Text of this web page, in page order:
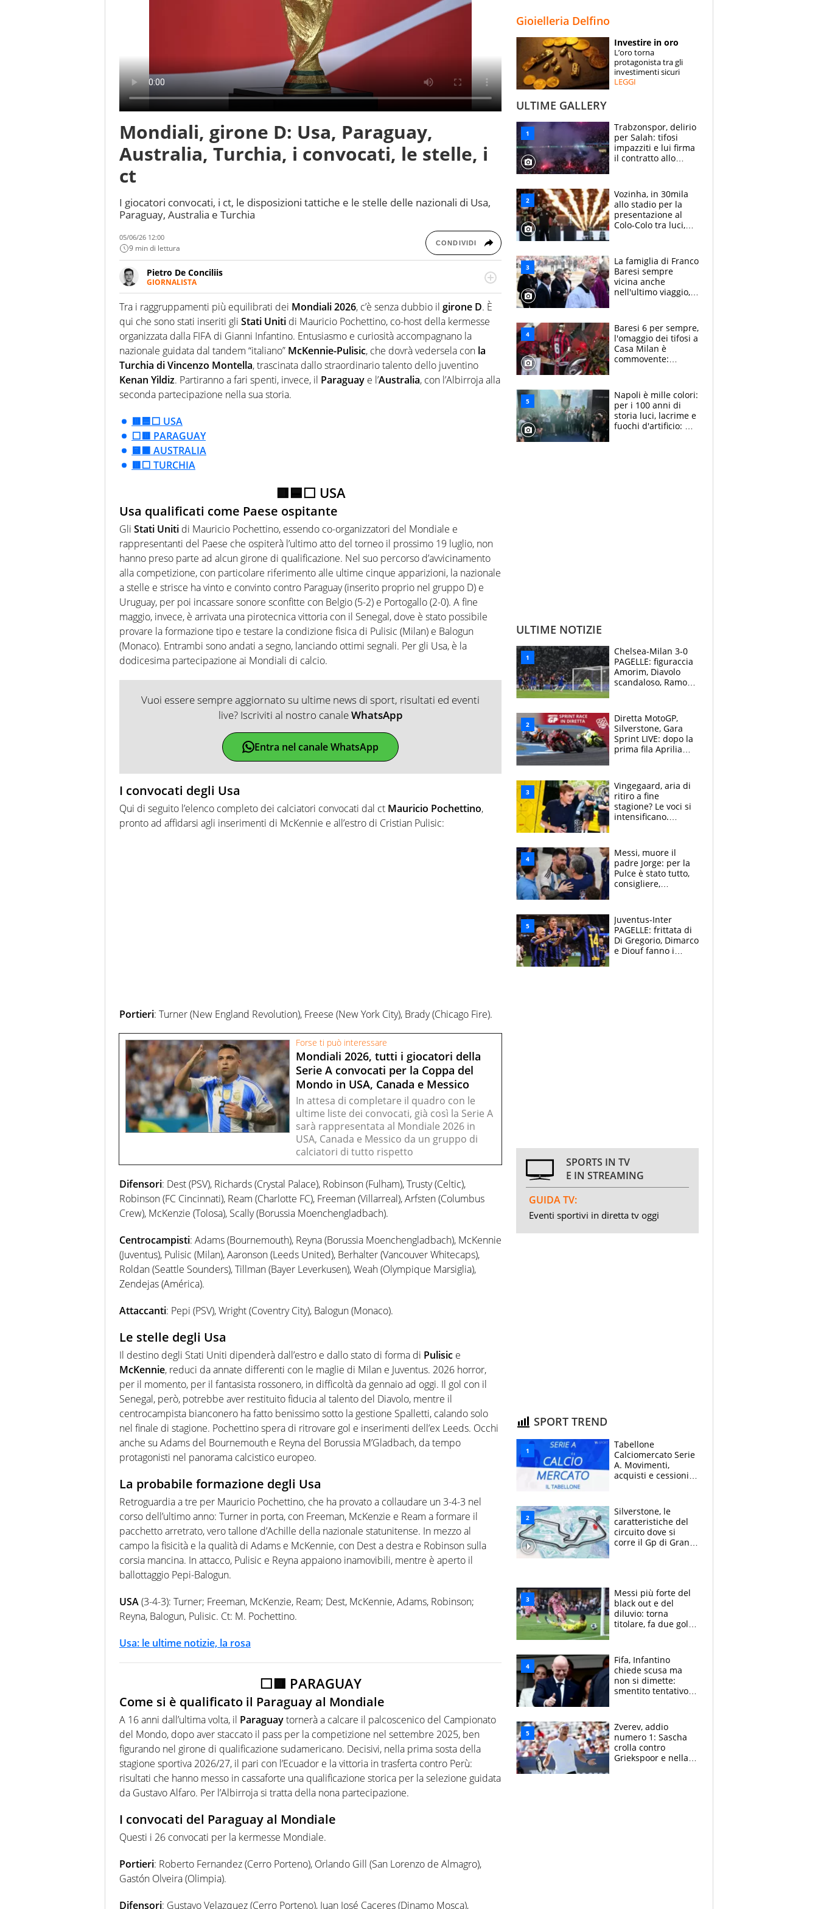
ESPERTI
CONTATTI
Mondiali, girone D: Usa, Paraguay,
Australia, Turchia, i convocati, le stelle, i
ct
I giocatori convocati, i ct, le disposizioni tattiche e le stelle delle nazionali di Usa,
Paraguay, Australia e Turchia
05/06/26 12:00
9 min di lettura CONDIVIDI
Pietro De Conciliis
GIORNALISTA
Giornalista pubblicista e speaker radiofonico, per Virgilio Sport si occupa di calcio con
uno sguardo attento e competente sui campionati di Serie B e Serie C
Tra i raggruppamenti più equilibrati dei Mondiali 2026, c’è senza dubbio il girone D. È
qui che sono stati inseriti gli Stati Uniti di Mauricio Pochettino, co-host della kermesse
organizzata dalla FIFA di Gianni Infantino. Entusiasmo e curiosità accompagnano la
nazionale guidata dal tandem “italiano” McKennie-Pulisic, che dovrà vedersela con la
Turchia di Vincenzo Montella, trascinata dallo straordinario talento dello juventino
Kenan Yildiz. Partiranno a fari spenti, invece, il Paraguay e l’Australia, con l’Albirroja alla
seconda partecipazione nella sua storia.
🟥🟦⬜ USA
⬜🟥 PARAGUAY
🟨🟩 AUSTRALIA
🟥⬜ TURCHIA
🟥🟦⬜ USA
Usa qualificati come Paese ospitante
Gli Stati Uniti di Mauricio Pochettino, essendo co-organizzatori del Mondiale e
rappresentanti del Paese che ospiterà l’ultimo atto del torneo il prossimo 19 luglio, non
hanno preso parte ad alcun girone di qualificazione. Nel suo percorso d’avvicinamento
alla competizione, con particolare riferimento alle ultime cinque apparizioni, la nazionale
a stelle e strisce ha vinto e convinto contro Paraguay (inserito proprio nel gruppo D) e
Uruguay, per poi incassare sonore sconfitte con Belgio (5-2) e Portogallo (2-0). A fine
maggio, invece, è arrivata una pirotecnica vittoria con il Senegal, dove è stato possibile
provare la formazione tipo e testare la condizione fisica di Pulisic (Milan) e Balogun
(Monaco). Entrambi sono andati a segno, lanciando ottimi segnali. Per gli Usa, è la
dodicesima partecipazione ai Mondiali di calcio.
Vuoi essere sempre aggiornato su ultime news di sport, risultati ed eventi
live? Iscriviti al nostro canaleWhatsApp
Entra nel canale WhatsApp
I convocati degli Usa
Qui di seguito l’elenco completo dei calciatori convocati dal ct Mauricio Pochettino,
pronto ad affidarsi agli inserimenti di McKennie e all’estro di Cristian Pulisic:
Portieri: Turner (New England Revolution), Freese (New York City), Brady (Chicago Fire).
Forse ti può interessare
Mondiali 2026, tutti i giocatori della
Serie A convocati per la Coppa del
Mondo in USA, Canada e Messico
In attesa di completare il quadro con le
ultime liste dei convocati, già così la Serie A
sarà rappresentata al Mondiale 2026 in
USA, Canada e Messico da un gruppo di
calciatori di tutto rispetto
Difensori: Dest (PSV), Richards (Crystal Palace), Robinson (Fulham), Trusty (Celtic),
Robinson (FC Cincinnati), Ream (Charlotte FC), Freeman (Villarreal), Arfsten (Columbus
Crew), McKenzie (Tolosa), Scally (Borussia Moenchengladbach).
Centrocampisti: Adams (Bournemouth), Reyna (Borussia Moenchengladbach), McKennie
(Juventus), Pulisic (Milan), Aaronson (Leeds United), Berhalter (Vancouver Whitecaps),
Roldan (Seattle Sounders), Tillman (Bayer Leverkusen), Weah (Olympique Marsiglia),
Zendejas (América).
Attaccanti: Pepi (PSV), Wright (Coventry City), Balogun (Monaco).
Le stelle degli Usa
Il destino degli Stati Uniti dipenderà dall’estro e dallo stato di forma di Pulisic e
McKennie, reduci da annate differenti con le maglie di Milan e Juventus. 2026 horror,
per il momento, per il fantasista rossonero, in difficoltà da gennaio ad oggi. Il gol con il
Senegal, però, potrebbe aver restituito fiducia al talento del Diavolo, mentre il
centrocampista bianconero ha fatto benissimo sotto la gestione Spalletti, calando solo
nel finale di stagione. Pochettino spera di ritrovare gol e inserimenti dell’ex Leeds. Occhi
anche su Adams del Bournemouth e Reyna del Borussia M’Gladbach, da tempo
protagonisti nel panorama calcistico europeo.
La probabile formazione degli Usa
Retroguardia a tre per Mauricio Pochettino, che ha provato a collaudare un 3-4-3 nel
corso dell’ultimo anno: Turner in porta, con Freeman, McKenzie e Ream a formare il
pacchetto arretrato, vero tallone d’Achille della nazionale statunitense. In mezzo al
campo la fisicità e la qualità di Adams e McKennie, con Dest a destra e Robinson sulla
corsia mancina. In attacco, Pulisic e Reyna appaiono inamovibili, mentre è aperto il
ballottaggio Pepi-Balogun.
USA(3-4-3): Turner; Freeman, McKenzie, Ream; Dest, McKennie, Adams, Robinson;
Reyna, Balogun, Pulisic. Ct: M. Pochettino.
Usa: le ultime notizie, la rosa
⬜🟥 PARAGUAY
Come si è qualificato il Paraguay al Mondiale
A 16 anni dall’ultima volta, il Paraguaytornerà a calcare il palcoscenico del Campionato
del Mondo, dopo aver staccato il pass per la competizione nel settembre 2025, ben
figurando nel girone di qualificazione sudamericano. Decisivi, nella prima sosta della
stagione sportiva 2026/27, il pari con l’Ecuador e la vittoria in trasferta contro Perù:
risultati che hanno messo in cassaforte una qualificazione storica per la selezione guidata
da Gustavo Alfaro. Per l’Albirroja si tratta della nona partecipazione.
I convocati del Paraguay al Mondiale
Questi i 26 convocati per la kermesse Mondiale.
Portieri: Roberto Fernandez (Cerro Porteno), Orlando Gill (San Lorenzo de Almagro),
Gastón Olveira (Olimpia).
Difensori: Gustavo Velazquez (Cerro Porteno), Juan José Caceres (Dinamo Mosca),
Gioielleria Delfino
Investire in oro
L’oro torna
protagonista tra gli
investimenti sicuri
LEGGI
ULTIME GALLERY
Trabzonspor, delirio
per Salah: tifosi
impazziti e lui firma
il contratto allo
Vozinha, in 30mila
allo stadio per la
presentazione al
Colo-Colo tra luci,
La famiglia di Franco
Baresi sempre
vicina anche
nell'ultimo viaggio,
circondati
dall'affetto dei tifosi
Baresi 6 per sempre,
l'omaggio dei tifosi a
Casa Milan è
commovente:
bigliettini
Napoli è mille colori:
per i 100 anni di
storia luci, lacrime e
fuochi d'artificio: De
ULTIME NOTIZIE
Chelsea-Milan 3-0
PAGELLE: figuraccia
Amorim, Diavolo
scandaloso, Ramos
Diretta MotoGP,
Silverstone, Gara
Sprint LIVE: dopo la
prima fila Aprilia
Vingegaard, aria di
ritiro a fine
stagione? Le voci si
intensificano.
vuole la Roubaix
Messi, muore il
padre Jorge: per la
Pulce è stato tutto,
consigliere,
Juventus-Inter
PAGELLE: frittata di
Di Gregorio, Dimarco
e Diouf fanno i
SPORTS IN TV
E IN STREAMING
GUIDA TV:
Eventi sportivi in diretta tv oggi
SPORT TREND
Tabellone
Calciomercato Serie
A. Movimenti,
acquisti e cessioni:
Silverstone, le
caratteristiche del
circuito dove si
corre il Gp di Gran
Messi più forte del
black out e del
diluvio: torna
titolare, fa due gol e
che ritiro
Fifa, Infantino
chiede scusa ma
non si dimette:
smentito tentativo di
Zverev, addio
numero 1: Sascha
crolla contro
Griekspoor e nella